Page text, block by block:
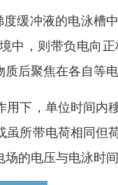
缓冲液的电泳槽
中，则带负电向
后聚焦在各自等
下，单位时间
所带电荷相同
的电压与电泳时间